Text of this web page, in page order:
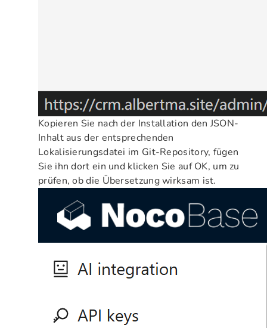
Kopieren Sie nach der Installation den JSON-
Inhalt aus der entsprechenden
Lokalisierungsdatei im Git-Repository, fügen
Sie ihn dort ein und klicken Sie auf OK, um zu
prüfen, ob die Übersetzung wirksam ist.